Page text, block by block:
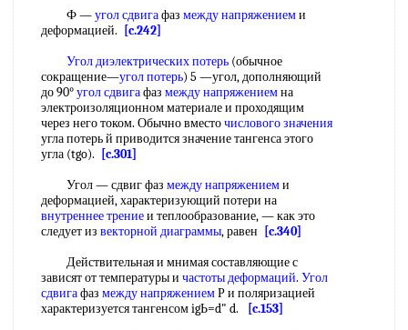
Ф —угол сдвигафаз между напряжениеми
деформацией.
[c.242]
Угол диэлектрических потерь (обычное
сокращение—угол потерь) 5 —угол, дополняющий
до 90°угол сдвигафаз между напряжениемна
электроизоляционном материале и проходящим
через него током. Обычно вместочислового значения
угла потерь й приводится значение тангенса этого
угла (tgo).
[c.301]
Угол — сдвиг фаз между напряжениеми
деформацией, характеризующий потери на
внутреннее трениеи теплообразование, — как это
следует из векторной диаграммы, равен
[c.340]
Действительная и мнимая составляющие с
зависят от температуры и частоты деформаций. Угол
сдвигафаз между напряжениемР и поляризацией
характеризуется тангенсом igЬ=d" d.
[c.153]